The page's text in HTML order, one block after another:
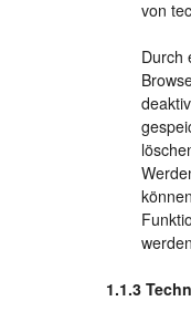
von
Durch